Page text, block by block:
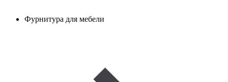
Фурнитура для мебели